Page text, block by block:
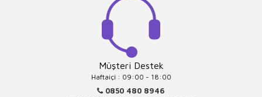
Müşteri Destek
Haftaiçi : 09:00 - 18:00
0850 480 8946